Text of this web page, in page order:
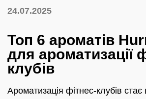
24.07.2025
Топ 6 ароматів
для ароматизації
клубів
Ароматизація фітнес-клубів стає